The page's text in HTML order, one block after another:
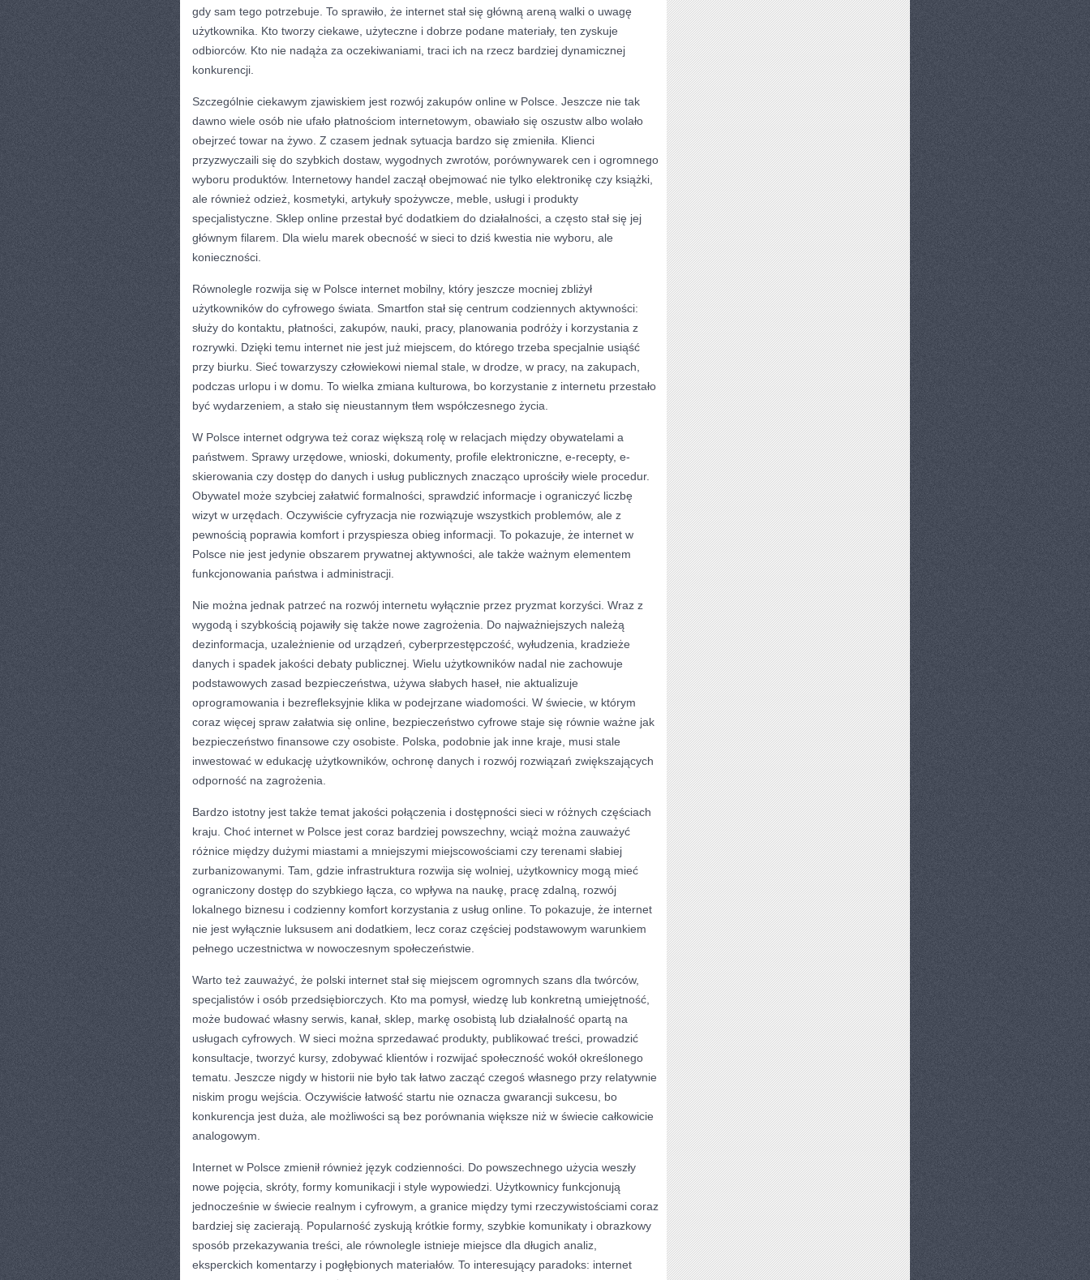
gdy sam tego potrzebuje. To sprawiło, że internet stał się główną areną walki o uwagę
użytkownika. Kto tworzy ciekawe, użyteczne i dobrze podane materiały, ten zyskuje
odbiorców. Kto nie nadąża za oczekiwaniami, traci ich na rzecz bardziej dynamicznej
konkurencji.
Szczególnie ciekawym zjawiskiem jest rozwój zakupów online w Polsce. Jeszcze nie tak
dawno wiele osób nie ufało płatnościom internetowym, obawiało się oszustw albo wolało
obejrzeć towar na żywo. Z czasem jednak sytuacja bardzo się zmieniła. Klienci
przyzwyczaili się do szybkich dostaw, wygodnych zwrotów, porównywarek cen i ogromnego
wyboru produktów. Internetowy handel zaczął obejmować nie tylko elektronikę czy książki,
ale również odzież, kosmetyki, artykuły spożywcze, meble, usługi i produkty
specjalistyczne. Sklep online przestał być dodatkiem do działalności, a często stał się jej
głównym filarem. Dla wielu marek obecność w sieci to dziś kwestia nie wyboru, ale
konieczności.
Równolegle rozwija się w Polsce internet mobilny, który jeszcze mocniej zbliżył
użytkowników do cyfrowego świata. Smartfon stał się centrum codziennych aktywności:
służy do kontaktu, płatności, zakupów, nauki, pracy, planowania podróży i korzystania z
rozrywki. Dzięki temu internet nie jest już miejscem, do którego trzeba specjalnie usiąść
przy biurku. Sieć towarzyszy człowiekowi niemal stale, w drodze, w pracy, na zakupach,
podczas urlopu i w domu. To wielka zmiana kulturowa, bo korzystanie z internetu przestało
być wydarzeniem, a stało się nieustannym tłem współczesnego życia.
W Polsce internet odgrywa też coraz większą rolę w relacjach między obywatelami a
państwem. Sprawy urzędowe, wnioski, dokumenty, profile elektroniczne, e-recepty, e-
skierowania czy dostęp do danych i usług publicznych znacząco uprościły wiele procedur.
Obywatel może szybciej załatwić formalności, sprawdzić informacje i ograniczyć liczbę
wizyt w urzędach. Oczywiście cyfryzacja nie rozwiązuje wszystkich problemów, ale z
pewnością poprawia komfort i przyspiesza obieg informacji. To pokazuje, że internet w
Polsce nie jest jedynie obszarem prywatnej aktywności, ale także ważnym elementem
funkcjonowania państwa i administracji.
Nie można jednak patrzeć na rozwój internetu wyłącznie przez pryzmat korzyści. Wraz z
wygodą i szybkością pojawiły się także nowe zagrożenia. Do najważniejszych należą
dezinformacja, uzależnienie od urządzeń, cyberprzestępczość, wyłudzenia, kradzieże
danych i spadek jakości debaty publicznej. Wielu użytkowników nadal nie zachowuje
podstawowych zasad bezpieczeństwa, używa słabych haseł, nie aktualizuje
oprogramowania i bezrefleksyjnie klika w podejrzane wiadomości. W świecie, w którym
coraz więcej spraw załatwia się online, bezpieczeństwo cyfrowe staje się równie ważne jak
bezpieczeństwo finansowe czy osobiste. Polska, podobnie jak inne kraje, musi stale
inwestować w edukację użytkowników, ochronę danych i rozwój rozwiązań zwiększających
odporność na zagrożenia.
Bardzo istotny jest także temat jakości połączenia i dostępności sieci w różnych częściach
kraju. Choć internet w Polsce jest coraz bardziej powszechny, wciąż można zauważyć
różnice między dużymi miastami a mniejszymi miejscowościami czy terenami słabiej
zurbanizowanymi. Tam, gdzie infrastruktura rozwija się wolniej, użytkownicy mogą mieć
ograniczony dostęp do szybkiego łącza, co wpływa na naukę, pracę zdalną, rozwój
lokalnego biznesu i codzienny komfort korzystania z usług online. To pokazuje, że internet
nie jest wyłącznie luksusem ani dodatkiem, lecz coraz częściej podstawowym warunkiem
pełnego uczestnictwa w nowoczesnym społeczeństwie.
Warto też zauważyć, że polski internet stał się miejscem ogromnych szans dla twórców,
specjalistów i osób przedsiębiorczych. Kto ma pomysł, wiedzę lub konkretną umiejętność,
może budować własny serwis, kanał, sklep, markę osobistą lub działalność opartą na
usługach cyfrowych. W sieci można sprzedawać produkty, publikować treści, prowadzić
konsultacje, tworzyć kursy, zdobywać klientów i rozwijać społeczność wokół określonego
tematu. Jeszcze nigdy w historii nie było tak łatwo zacząć czegoś własnego przy relatywnie
niskim progu wejścia. Oczywiście łatwość startu nie oznacza gwarancji sukcesu, bo
konkurencja jest duża, ale możliwości są bez porównania większe niż w świecie całkowicie
analogowym.
Internet w Polsce zmienił również język codzienności. Do powszechnego użycia weszły
nowe pojęcia, skróty, formy komunikacji i style wypowiedzi. Użytkownicy funkcjonują
jednocześnie w świecie realnym i cyfrowym, a granice między tymi rzeczywistościami coraz
bardziej się zacierają. Popularność zyskują krótkie formy, szybkie komunikaty i obrazkowy
sposób przekazywania treści, ale równolegle istnieje miejsce dla długich analiz,
eksperckich komentarzy i pogłębionych materiałów. To interesujący paradoks: internet